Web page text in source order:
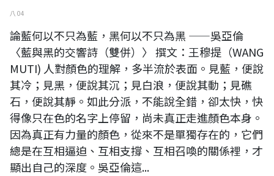
八 04
論藍何以不只為藍，黑何以不只為黑 ——吳亞倫
〈藍與黑的交響詩（雙併）〉 撰文：王穆提（WANG
MUTI) 人對顏色的理解，多半流於表面。見藍，便說
其冷；見黑，便說其沉；見白浪，便說其動；見礁
石，便說其靜。如此分派，不能說全錯，卻太快，快
得像只在色的名字上停留，尚未真正走進顏色本身。
因為真正有力量的顏色，從來不是單獨存在的，它們
總是在互相逼迫、互相支撐、互相召喚的關係裡，才
顯出自己的深度。吳亞倫這...